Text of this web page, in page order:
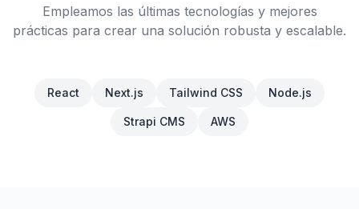
Empleamos las últimas tecnologías y mejores
prácticas para crear una solución robusta y escalable.
React Next.js Tailwind CSS Node.js
Strapi CMS AWS